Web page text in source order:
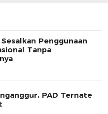
Penggunaan
Tanpa
PAD Ternate